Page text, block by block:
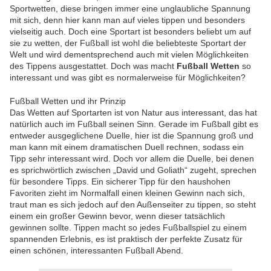
Sportwetten, diese bringen immer eine unglaubliche Spannung
mit sich, denn hier kann man auf vieles tippen und besonders
vielseitig auch. Doch eine Sportart ist besonders beliebt um auf
sie zu wetten, der Fußball ist wohl die beliebteste Sportart der
Welt und wird dementsprechend auch mit vielen Möglichkeiten
des Tippens ausgestattet. Doch was macht Fußball Wetten so
interessant und was gibt es normalerweise für Möglichkeiten?
Fußball Wetten und ihr Prinzip
Das Wetten auf Sportarten ist von Natur aus interessant, das hat
natürlich auch im Fußball seinen Sinn. Gerade im Fußball gibt es
entweder ausgeglichene Duelle, hier ist die Spannung groß und
man kann mit einem dramatischen Duell rechnen, sodass ein
Tipp sehr interessant wird. Doch vor allem die Duelle, bei denen
es sprichwörtlich zwischen „David und Goliath“ zugeht, sprechen
für besondere Tipps. Ein sicherer Tipp für den haushohen
Favoriten zieht im Normalfall einen kleinen Gewinn nach sich,
traut man es sich jedoch auf den Außenseiter zu tippen, so steht
einem ein großer Gewinn bevor, wenn dieser tatsächlich
gewinnen sollte. Tippen macht so jedes Fußballspiel zu einem
spannenden Erlebnis, es ist praktisch der perfekte Zusatz für
einen schönen, interessanten Fußball Abend.